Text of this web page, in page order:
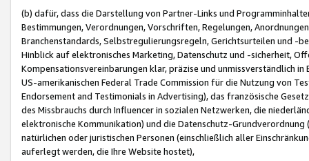
(b) dafür, dass die Darstellung von Partner-Links und
Bestimmungen, Verordnungen, Vorschriften, Regelungen,
Branchenstandards, Selbstregulierungsregeln, Gerichtsurteilen und -
Hinblick auf elektronisches Marketing, Datenschutz und -sicherheit,
Kompensationsvereinbarungen klar, präzise und unmissverständlich
US-amerikanischen Federal Trade Commission für die Nutzung von
Endorsement and Testimonials in Advertising), das französische
des Missbrauchs durch Influencer in sozialen Netzwerken, die
elektronische Kommunikation) und die Datenschutz-
natürlichen oder juristischen Personen (einschließlich aller
auferlegt werden, die Ihre Website hostet),